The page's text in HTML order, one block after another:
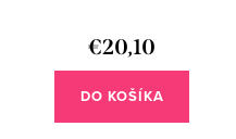
€20,10
DO KOŠÍKA